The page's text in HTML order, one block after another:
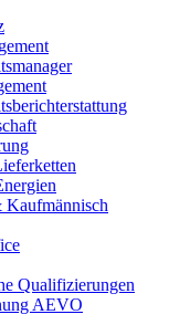
Qualifizierungen
AEVO